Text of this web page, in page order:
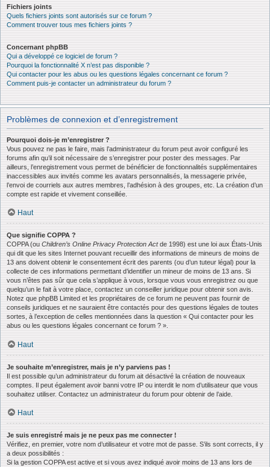
Fichiers joints
Quels fichiers joints sont autorisés sur ce forum ?
Comment trouver tous mes fichiers joints ?
Concernant phpBB
Qui a développé ce logiciel de forum ?
Pourquoi la fonctionnalité X n’est pas disponible ?
Qui contacter pour les abus ou les questions légales concernant ce forum ?
Comment puis-je contacter un administrateur du forum ?
Problèmes de connexion et d’enregistrement
Pourquoi dois-je m’enregistrer ?
Vous pouvez ne pas le faire, mais l’administrateur du forum peut avoir configuré les
forums afin qu’il soit nécessaire de s’enregistrer pour poster des messages. Par
ailleurs, l’enregistrement vous permet de bénéficier de fonctionnalités supplémentaires
inaccessibles aux invités comme les avatars personnalisés, la messagerie privée,
l’envoi de courriels aux autres membres, l’adhésion à des groupes, etc. La création d’un
compte est rapide et vivement conseillée.
Haut
Que signifie COPPA ?
COPPA (ou Children’s Online Privacy Protection Actde 1998) est une loi aux États-Unis
qui dit que les sites Internet pouvant recueillir des informations de mineurs de moins de
13 ans doivent obtenir le consentement écrit des parents (ou d’un tuteur légal) pour la
collecte de ces informations permettant d’identifier un mineur de moins de 13 ans. Si
vous n’êtes pas sûr que cela s’applique à vous, lorsque vous vous enregistrez ou que
quelqu’un le fait à votre place, contactez un conseiller juridique pour obtenir son avis.
Notez que phpBB Limited et les propriétaires de ce forum ne peuvent pas fournir de
conseils juridiques et ne sauraient être contactés pour des questions légales de toutes
sortes, à l’exception de celles mentionnées dans la question « Qui contacter pour les
abus ou les questions légales concernant ce forum ? ».
Haut
Je souhaite m’enregistrer, mais je n’y parviens pas !
Il est possible qu’un administrateur du forum ait désactivé la création de nouveaux
comptes. Il peut également avoir banni votre IP ou interdit le nom d’utilisateur que vous
souhaitez utiliser. Contactez un administrateur du forum pour obtenir de l’aide.
Haut
Je suis enregistré mais je ne peux pas me connecter !
Vérifiez, en premier, votre nom d’utilisateur et votre mot de passe. S’ils sont corrects, il y
a deux possibilités :
Si la gestion COPPA est active et si vous avez indiqué avoir moins de 13 ans lors de